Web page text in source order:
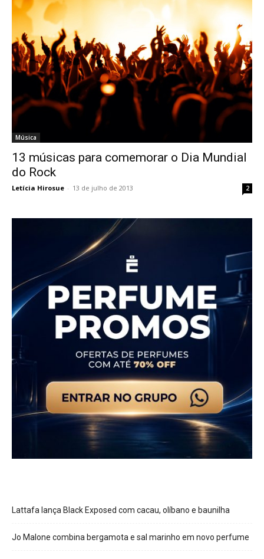
Música
13 músicas para comemorar o Dia Mundial
do Rock
Letícia Hirosue - 13 de julho de 2013 2
Lattafa lança Black Exposed com cacau, olíbano e baunilha
Jo Malone combina bergamota e sal marinho em novo perfume